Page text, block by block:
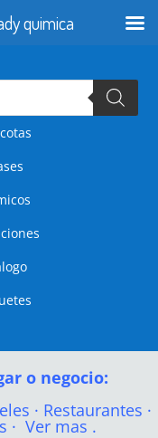
o negocio:
· Restaurantes ·
· Ver mas .
quimica